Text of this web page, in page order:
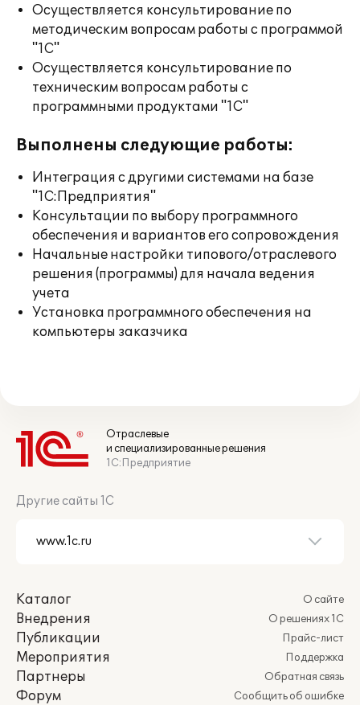
Осуществляется консультирование по
методическим вопросам работы с программой
"1С"
Осуществляется консультирование по
техническим вопросам работы с
программными продуктами "1С"
Выполнены следующие работы:
Интеграция с другими системами на базе
"1С:Предприятия"
Консультации по выбору программного
обеспечения и вариантов его сопровождения
Начальные настройки типового/отраслевого
решения (программы) для начала ведения
учета
Установка программного обеспечения на
компьютеры заказчика
Отраслевые
и специализированные решения
1С:Предприятие
Другие сайты 1С
Каталог
Внедрения
Публикации
Мероприятия
Партнеры
Форум
О сайте
О решениях 1С
Прайс-лист
Поддержка
Обратная связь
Сообщить об ошибке